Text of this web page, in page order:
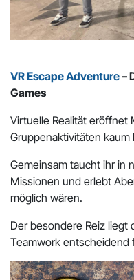
VR Escape Adventure–
Games
Virtuelle Realität eröffnet
Gruppenaktivitäten
Gemeinsam taucht ihr in
Missionen und erlebt
möglich wären.
Der besondere Reiz liegt
Teamwork entscheidend